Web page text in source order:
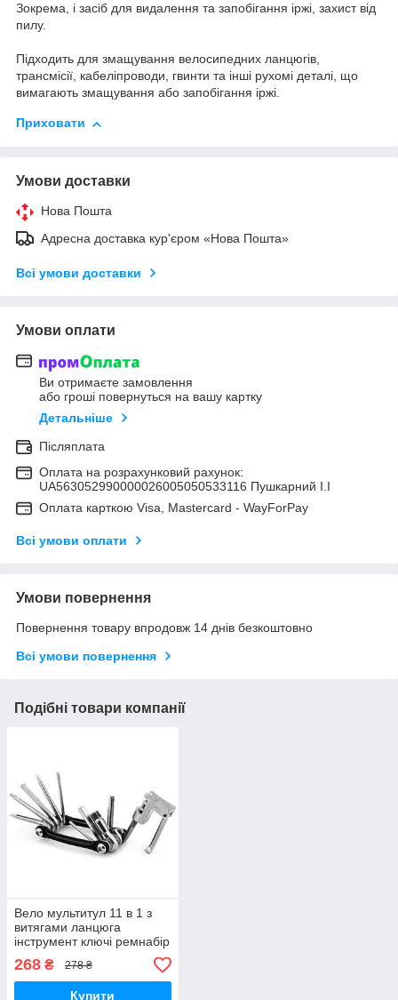
Зокрема, і засіб для видалення та запобігання іржі, захист від
пилу.
Підходить для змащування велосипедних ланцюгів,
трансмісії, кабеліпроводи, гвинти та інші рухомі деталі, що
вимагають змащування або запобігання іржі.
Приховати
Умови доставки
Нова Пошта
Адресна доставка кур'єром «Нова Пошта»
Всі умови доставки
Умови оплати
Ви отримаєте замовлення
або гроші повернуться на вашу картку
Детальніше
Післяплата
Оплата на розрахунковий рахунок:
UA563052990000026005050533116 Пушкарний І.І
Оплата карткою Visa, Mastercard - WayForPay
Всі умови оплати
Умови повернення
Повернення товару впродовж 14 днів безкоштовно
Всі умови повернення
Подібні товари компанії
Вело мультитул 11 в 1 з
витягами ланцюга
інструмент ключі ремнабір
тулз
268 ₴ 278 ₴
Купити